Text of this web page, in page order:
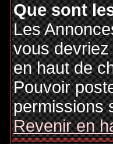
Que sont
Les
vous
en haut de
Pouvoir
permissions
Revenir en